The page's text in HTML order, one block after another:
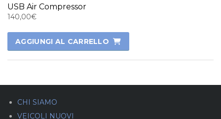
USB Air Compressor
140,00€
AGGIUNGI AL CARRELLO
CHI SIAMO
VEICOLI NUOVI